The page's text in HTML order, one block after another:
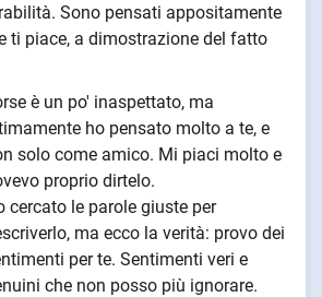
Sono pensati appositamente
ti piace, a dimostrazione del fatto
è un po' inaspettato, ma
ho pensato molto a te, e
solo come amico. Mi piaci molto e
proprio dirtelo.
cercato le parole giuste per
ma ecco la verità: provo dei
per te. Sentimenti veri e
che non posso più ignorare.